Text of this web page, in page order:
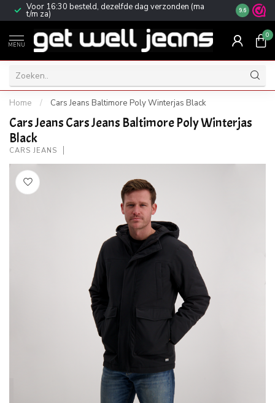
Voor 16:30 besteld, dezelfde dag verzonden (ma
t/m za) Gratis
9.6
MENU
0
Home / Cars Jeans Baltimore Poly Winterjas Black
Cars Jeans Cars Jeans Baltimore Poly Winterjas
Black
CARS JEANS